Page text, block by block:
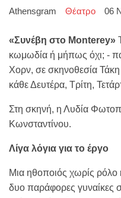
Athensgram Θέατρο 06
«Συνέβη στο Monterey»
κωμωδία ή μήπως όχι; -
Χορν, σε σκηνοθεσία
κάθε Δευτέρα, Τρίτη,
Στη σκηνή, η Λυδία
Κωνσταντίνου.
Λίγα λόγια για το έργο
Μια ηθοποιός χωρίς ρόλο
δυο παράφορες γυναίκες